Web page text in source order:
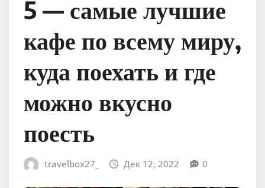
5 — самые лучшие
кафе по всему миру,
куда поехать и где
можно вкусно
поесть
travelbox27_ Дек 12, 2022 0